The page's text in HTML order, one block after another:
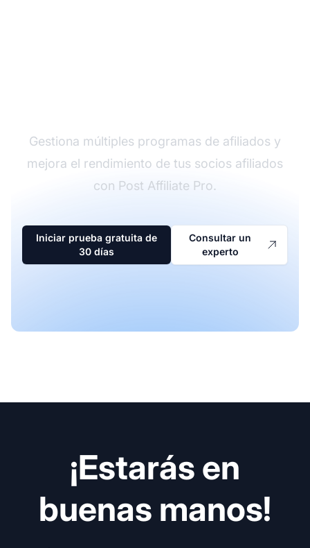
Gestiona múltiples programas de afiliados y
mejora el rendimiento de tus socios afiliados
con Post Affiliate Pro.
Iniciar prueba gratuita de
30 días
Consultar un
experto
¡Estarás en
buenas manos!